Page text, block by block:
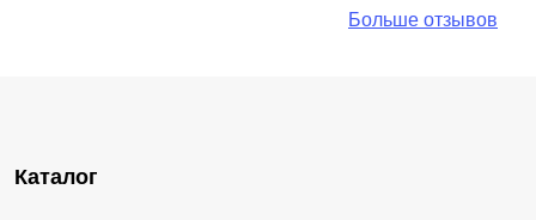
Больше отзывов
Каталог